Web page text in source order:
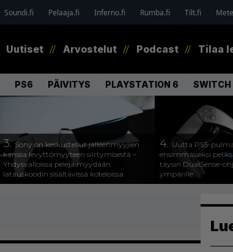
Soundi.fi Pelaaja.fi Inferno.fi Rumba.fi Tilt.fi
Uutiset Arvostelut Podcast Tilaa
PS6 PÄIVITYS PLAYSTATION 6 SWITCH
3.Sony on keskustellut jälleenmyyjien
kanssa levyttömyyteen siirtymisestä –
Yhdysvalloissa pelejä myydään
latauskoodin sisältävissä koteloissa
4. Uutta PS5-
ensimmäiseksi
täysin DualSense-
ympärille